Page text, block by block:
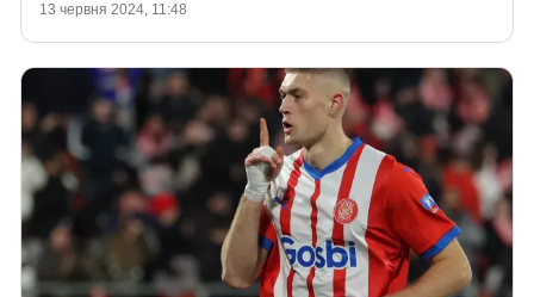
13 червня 2024, 11:48